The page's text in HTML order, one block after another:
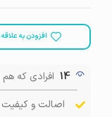
افزودن به
14 افرادی که
اصالت و کیفیت